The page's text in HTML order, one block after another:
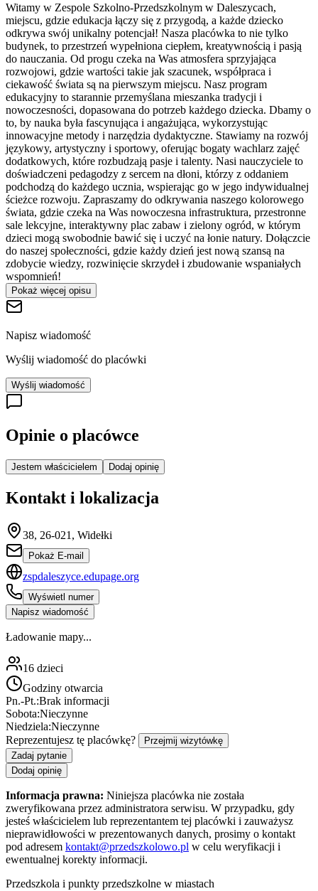
Witamy w Zespole Szkolno-Przedszkolnym w Daleszycach,
miejscu, gdzie edukacja łączy się z przygodą, a każde dziecko
odkrywa swój unikalny potencjał! Nasza placówka to nie tylko
budynek, to przestrzeń wypełniona ciepłem, kreatywnością i pasją
do nauczania. Od progu czeka na Was atmosfera sprzyjająca
rozwojowi, gdzie wartości takie jak szacunek, współpraca i
ciekawość świata są na pierwszym miejscu. Nasz program
edukacyjny to starannie przemyślana mieszanka tradycji i
nowoczesności, dopasowana do potrzeb każdego dziecka. Dbamy o
to, by nauka była fascynująca i angażująca, wykorzystując
innowacyjne metody i narzędzia dydaktyczne. Stawiamy na rozwój
językowy, artystyczny i sportowy, oferując bogaty wachlarz zajęć
dodatkowych, które rozbudzają pasje i talenty. Nasi nauczyciele to
doświadczeni pedagodzy z sercem na dłoni, którzy z oddaniem
podchodzą do każdego ucznia, wspierając go w jego indywidualnej
ścieżce rozwoju. Zapraszamy do odkrywania naszego kolorowego
świata, gdzie czeka na Was nowoczesna infrastruktura, przestronne
sale lekcyjne, interaktywny plac zabaw i zielony ogród, w którym
dzieci mogą swobodnie bawić się i uczyć na łonie natury. Dołączcie
do naszej społeczności, gdzie każdy dzień jest nową szansą na
zdobycie wiedzy, rozwinięcie skrzydeł i zbudowanie wspaniałych
wspomnień!
Pokaż więcej opisu
Napisz wiadomość
Wyślij wiadomość do placówki
Wyślij wiadomość
Opinie o placówce
Jestem właścicielem Dodaj opinię
Kontakt i lokalizacja
38, 26-021, Widełki
Pokaż E-mail
zspdaleszyce.edupage.org
Wyświetl numer
Napisz wiadomość
Ładowanie mapy...
16 dzieci
Godziny otwarcia
Pn.-Pt.:Brak informacji
Sobota:Nieczynne
Niedziela:Nieczynne
Reprezentujesz tę placówkę?
Przejmij wizytówkę
Zadaj pytanie
Dodaj opinię
Informacja prawna: Niniejsza placówka nie została
zweryfikowana przez administratora serwisu. W przypadku, gdy
jesteś właścicielem lub reprezentantem tej placówki i zauważysz
nieprawidłowości w prezentowanych danych, prosimy o kontakt
pod adresem kontakt@przedszkolowo.pl w celu weryfikacji i
ewentualnej korekty informacji.
Przedszkola i punkty przedszkolne w miastach